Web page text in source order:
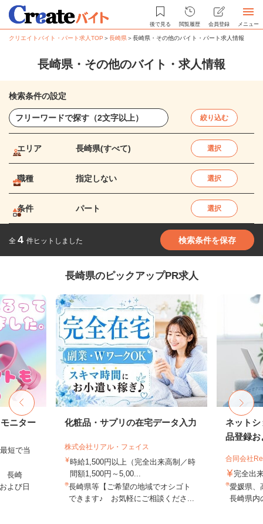
後で見る 閲覧履歴 会員登録 メニュー
クリエイトバイト・パート求人TOP ＞長崎県＞長崎県・その他のバイト・パート求人情報
長崎県・その他のバイト・求人情報
検索条件の設定
絞り込む
エリア 長崎県(すべて) 選択
職種 指定しない 選択
条件 パート 選択
全 4 件ヒットしました 検索条件を保存
長崎県のピックアップPR求人
ニター
短で当
長崎
よび日
化粧品・サプリの在宅データ入力
株式会社リアル・フェイス
時給1,500円以上（完全出来高制／時
間額1,500円～5,00...
長崎県等【ご希望の地域でオシゴト
できます♪ お気軽にご相談くださ...
ネットシ
品登録お
合同会社
完全出
愛媛県、
長崎県